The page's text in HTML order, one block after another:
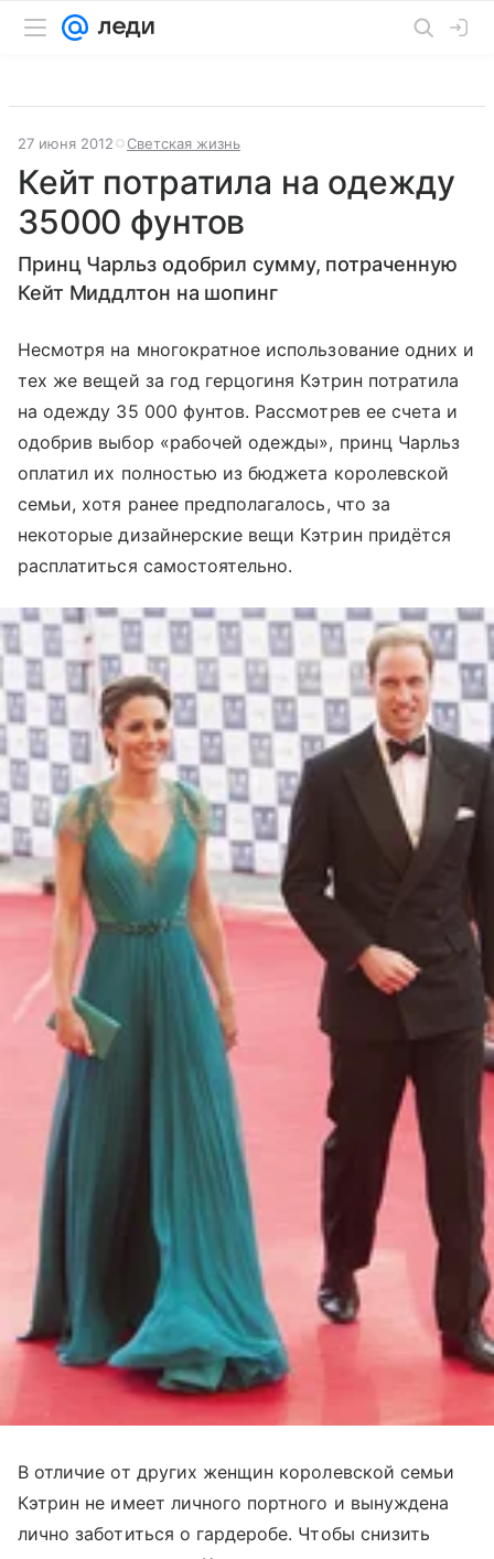
27 июня 2012 Светская жизнь
Кейт потратила на одежду
35000 фунтов
Принц Чарльз одобрил сумму, потраченную
Кейт Миддлтон на шопинг
Несмотря на многократное использование одних и
тех же вещей за год герцогиня Кэтрин потратила
на одежду 35 000 фунтов. Рассмотрев ее счета и
одобрив выбор «рабочей одежды», принц Чарльз
оплатил их полностью из бюджета королевской
семьи, хотя ранее предполагалось, что за
некоторые дизайнерские вещи Кэтрин придётся
расплатиться самостоятельно.
В отличие от других женщин королевской семьи
Кэтрин не имеет личного портного и вынуждена
лично заботиться о гардеробе. Чтобы снизить